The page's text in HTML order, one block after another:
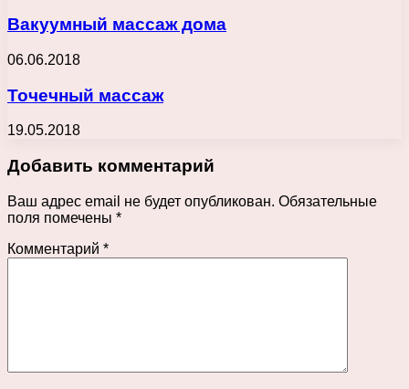
Вакуумный массаж дома
06.06.2018
Точечный массаж
19.05.2018
Добавить комментарий
Ваш адрес email не будет опубликован. Обязательные
поля помечены *
Комментарий *